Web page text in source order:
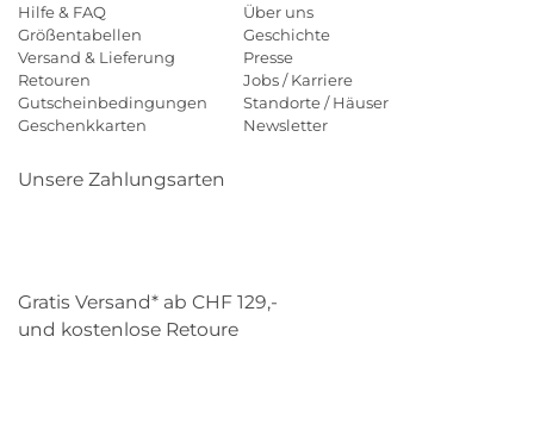
Hilfe & FAQ
Größentabellen
Versand & Lieferung
Retouren
Gutscheinbedingungen
Geschenkkarten
Über uns
Geschichte
Presse
Jobs / Karriere
Standorte / Häuser
Newsletter
Unsere Zahlungsarten
Gratis Versand* ab CHF 129,-
und kostenlose Retoure